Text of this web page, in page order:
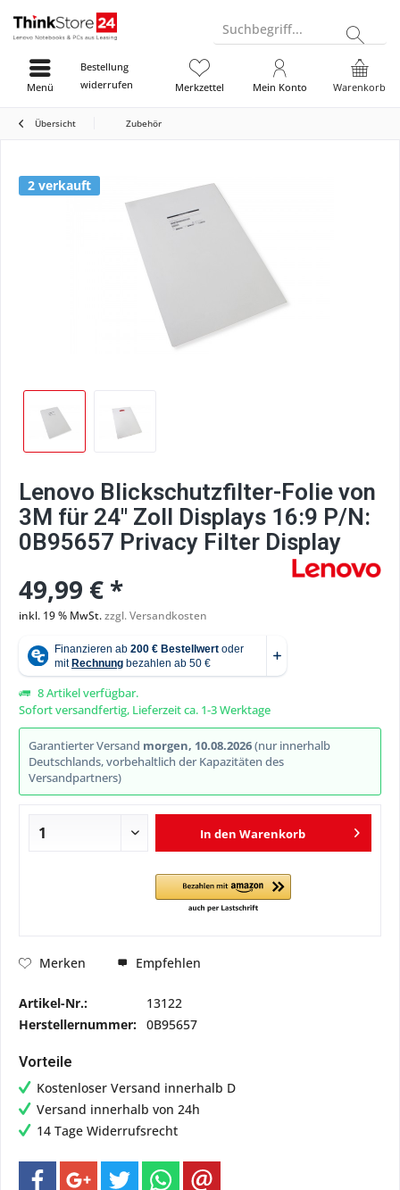
Suchbegriff...
Bestellung
widerrufen
Warenkorb
Merkzettel Mein Konto
Menü
Übersicht Zubehör
2 verkauft
Lenovo Blickschutzfilter-Folie von
3M für 24" Zoll Displays 16:9 P/N:
0B95657 Privacy Filter Display
49,99 € *
inkl. 19 % MwSt.zzgl. Versandkosten
8 Artikel verfügbar.
Sofort versandfertig, Lieferzeit ca. 1-3 Werktage
Garantierter Versand morgen, 10.08.2026(nur innerhalb
Deutschlands, vorbehaltlich der Kapazitäten des
Versandpartners)
In den Warenkorb
Merken Empfehlen
Artikel-Nr.:
13122
Herstellernummer: 0B95657
Vorteile
Kostenloser Versand innerhalb D
Versand innerhalb von 24h
14 Tage Widerrufsrecht